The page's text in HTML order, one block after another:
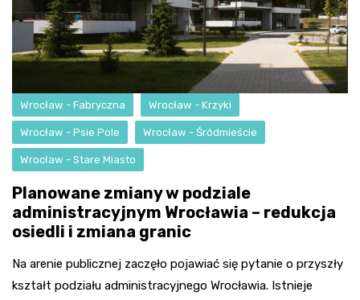
Wrocław - Fabryczna Wrocław - Krzyki
Wrocław - Psie Pole Wrocław - Śródmieście
Wrocław - Stare Miasto
Planowane zmiany w podziale
administracyjnym Wrocławia – redukcja
osiedli i zmiana granic
Na arenie publicznej zaczęło pojawiać się pytanie o przyszły
kształt podziału administracyjnego Wrocławia. Istnieje